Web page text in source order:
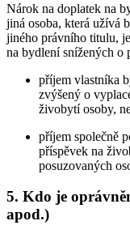
Nárok na doplatek na
jiná osoba, která užívá
jiného právního titulu,
na bydlení snížených o
příjem vlastníka
zvýšený o
živobytí osoby,
příjem společně
příspěvek na
posuzovaných
5. Kdo je
apod.)